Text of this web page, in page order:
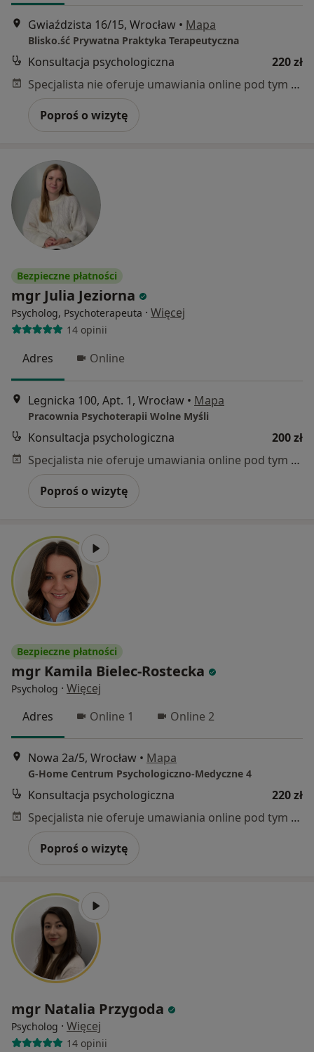
Gwiaździsta 16/15, Wrocław • Mapa
Blisko.ść Prywatna Praktyka Terapeutyczna
Konsultacja psychologiczna
220 zł
Specjalista nie oferuje umawiania online pod tym adresem.
Poproś o wizytę
Bezpieczne płatności
mgr Julia Jeziorna
Psycholog, Psychoterapeuta · Więcej
14 opinii
Adres Online
Legnicka 100, Apt. 1, Wrocław • Mapa
Pracownia Psychoterapii Wolne Myśli
Konsultacja psychologiczna
200 zł
Specjalista nie oferuje umawiania online pod tym adresem.
Poproś o wizytę
Bezpieczne płatności
mgr Kamila Bielec-Rostecka
Psycholog · Więcej
Adres
Online 1 Online 2
Nowa 2a/5, Wrocław • Mapa
G-Home Centrum Psychologiczno-Medyczne 4
Konsultacja psychologiczna
220 zł
Specjalista nie oferuje umawiania online pod tym adresem.
Poproś o wizytę
mgr Natalia Przygoda
Psycholog · Więcej
14 opinii